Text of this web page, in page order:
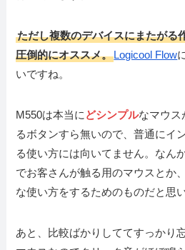
ただし複数のデバイスにまたがる
圧倒的にオススメ。Logicool Flow
いですね。
M550は本当に どシンプルなマウス
るボタンすら無いので、普通にイ
る使い方には向いてません。なん
でお客さんが触る用のマウスとか
な使い方をするためのものだと思い
あと、比較ばかりしててすっかり